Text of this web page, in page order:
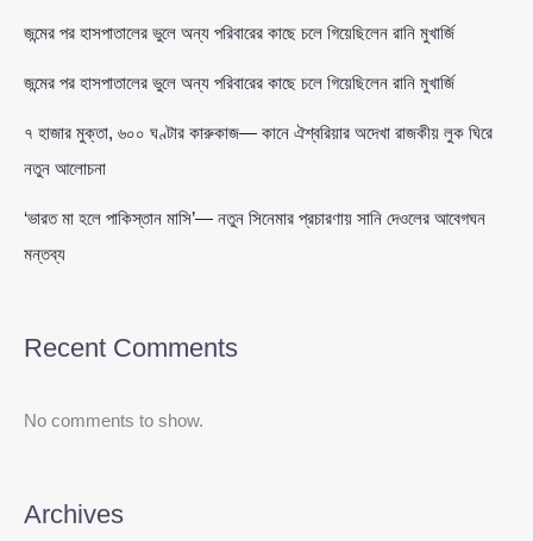
জন্মের পর হাসপাতালের ভুলে অন্য পরিবারের কাছে চলে গিয়েছিলেন রানি মুখার্জি
জন্মের পর হাসপাতালের ভুলে অন্য পরিবারের কাছে চলে গিয়েছিলেন রানি মুখার্জি
৭ হাজার মুক্তা, ৬০০ ঘণ্টার কারুকাজ— কানে ঐশ্বরিয়ার অদেখা রাজকীয় লুক ঘিরে
নতুন আলোচনা
‘ভারত মা হলে পাকিস্তান মাসি’— নতুন সিনেমার প্রচারণায় সানি দেওলের আবেগঘন
মন্তব্য
Recent Comments
No comments to show.
Archives